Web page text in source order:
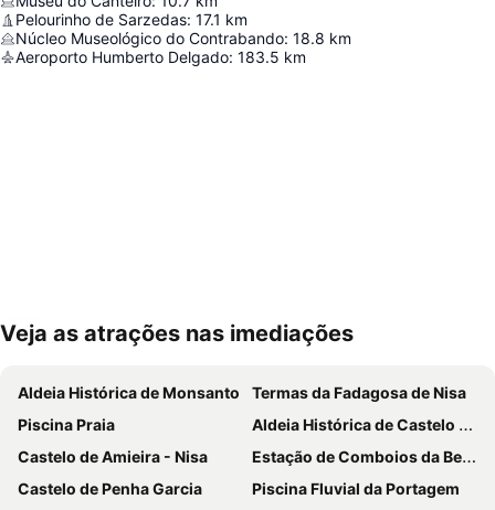
Pelourinho de Sarzedas: 17.1 km
Núcleo Museológico do Contrabando: 18.8 km
Aeroporto Humberto Delgado: 183.5 km
Ampliar mapa
Veja as atrações nas imediações
Aldeia Histórica de Monsanto
Termas da Fadagosa de Nisa
Piscina Praia
Aldeia Histórica de Castelo Novo
Castelo de Amieira - Nisa
Estação de Comboios da Beirã
Castelo de Penha Garcia
Piscina Fluvial da Portagem